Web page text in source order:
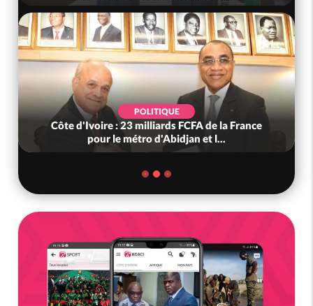
POLITIQUE
Côte d'Ivoire : 23 milliards FCFA de la France
pour le métro d'Abidjan et l...